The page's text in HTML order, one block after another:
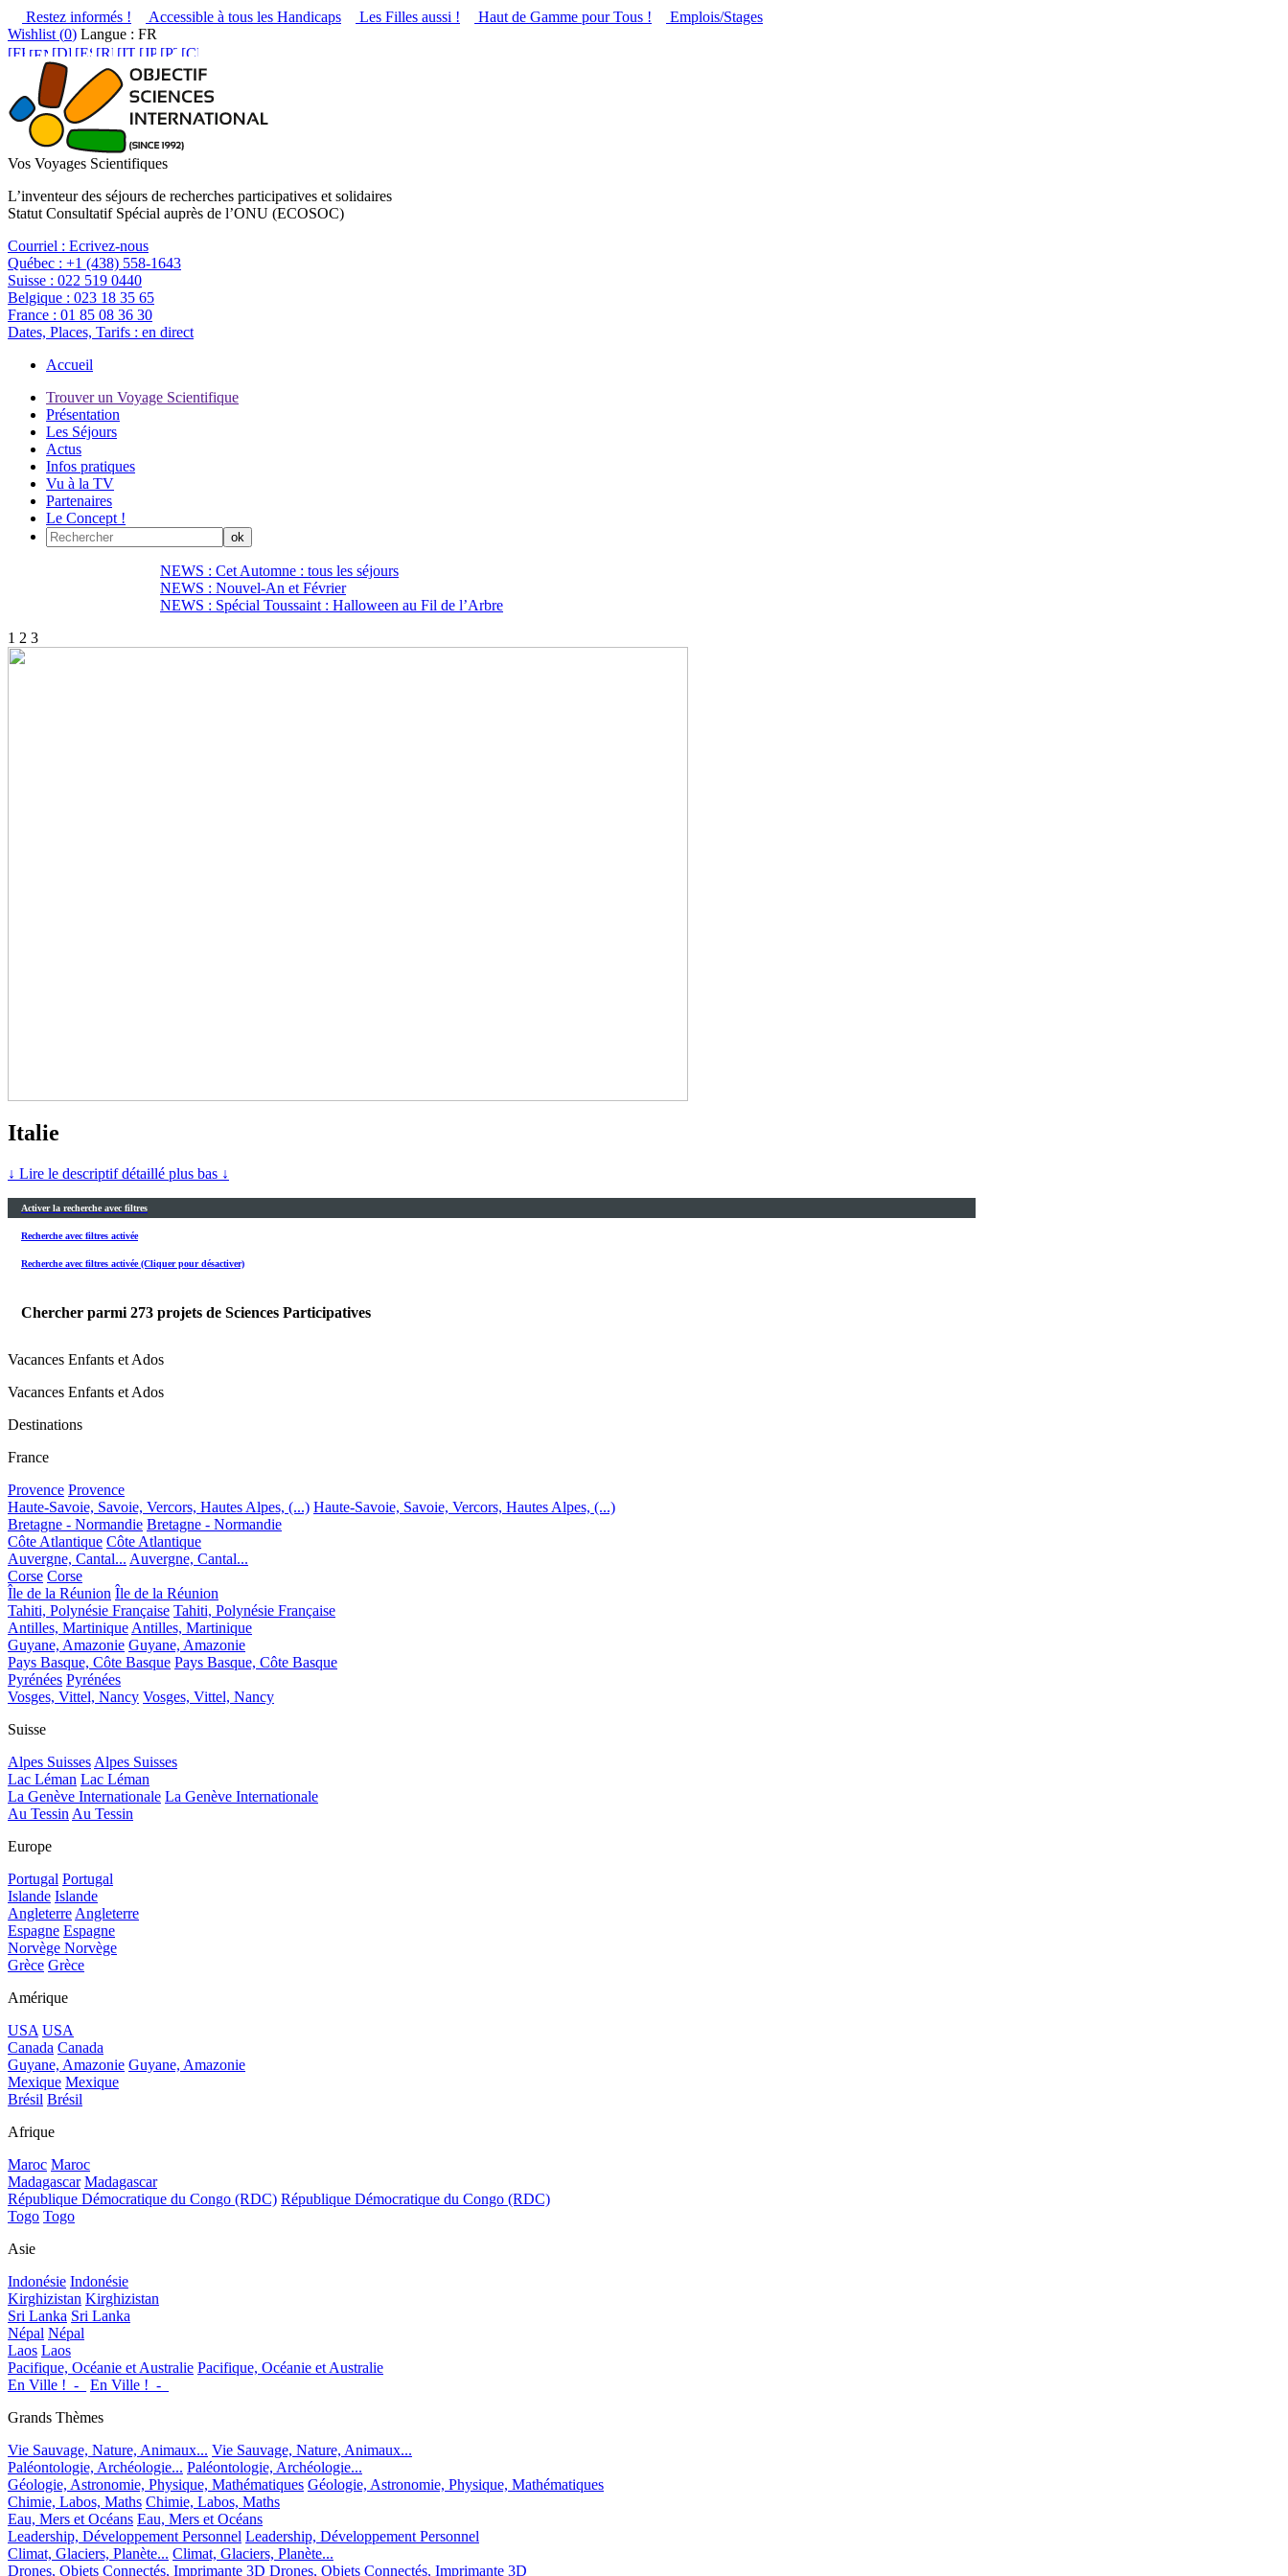
Restez informés ! Accessible à tous les Handicaps Les Filles aussi ! Haut de Gamme pour Tous !
Emplois/Stages
Wishlist (0) Langue : FR
Vos Voyages Scientifiques
L’inventeur des séjours de recherches participatives et solidaires
Statut Consultatif Spécial auprès de l’ONU (ECOSOC)
Courriel : Ecrivez-nous
Québec : +1 (438) 558-1643
Suisse : 022 519 0440
Belgique : 023 18 35 65
France : 01 85 08 36 30
Dates, Places, Tarifs : en direct
Accueil
Trouver un Voyage Scientifique
Présentation
Les Séjours
Actus
Infos pratiques
Vu à la TV
Partenaires
Le Concept !
NEWS : Cet Automne : tous les séjours
NEWS : Nouvel-An et Février
NEWS : Spécial Toussaint : Halloween au Fil de l’Arbre
1 2 3
Italie
↓ Lire le descriptif détaillé plus bas ↓
Activer la recherche avec filtres
Recherche avec filtres activée
Recherche avec filtres activée (Cliquer pour désactiver)
Chercher parmi 273 projets de Sciences Participatives
Vacances Enfants et Ados
Vacances Enfants et Ados
Destinations
France
Provence Provence
Haute-Savoie, Savoie, Vercors, Hautes Alpes, (...) Haute-Savoie, Savoie, Vercors, Hautes Alpes, (...)
Bretagne - Normandie Bretagne - Normandie
Côte Atlantique Côte Atlantique
Auvergne, Cantal... Auvergne, Cantal...
Corse Corse
Île de la Réunion Île de la Réunion
Tahiti, Polynésie Française Tahiti, Polynésie Française
Antilles, Martinique Antilles, Martinique
Guyane, Amazonie Guyane, Amazonie
Pays Basque, Côte Basque Pays Basque, Côte Basque
Pyrénées Pyrénées
Vosges, Vittel, Nancy Vosges, Vittel, Nancy
Suisse
Alpes Suisses Alpes Suisses
Lac Léman Lac Léman
La Genève Internationale La Genève Internationale
Au Tessin Au Tessin
Europe
Portugal Portugal
Islande Islande
Angleterre Angleterre
Espagne Espagne
Norvège Norvège
Grèce Grèce
Amérique
USA USA
Canada Canada
Guyane, Amazonie Guyane, Amazonie
Mexique Mexique
Brésil Brésil
Afrique
Maroc Maroc
Madagascar Madagascar
République Démocratique du Congo (RDC) République Démocratique du Congo (RDC)
Togo Togo
Asie
Indonésie Indonésie
Kirghizistan Kirghizistan
Sri Lanka Sri Lanka
Népal Népal
Laos Laos
Pacifique, Océanie et Australie Pacifique, Océanie et Australie
En Ville !_-_
En Ville !_-_
Grands Thèmes
Vie Sauvage, Nature, Animaux... Vie Sauvage, Nature, Animaux...
Paléontologie, Archéologie... Paléontologie, Archéologie...
Géologie, Astronomie, Physique, Mathématiques Géologie, Astronomie, Physique, Mathématiques
Chimie, Labos, Maths Chimie, Labos, Maths
Eau, Mers et Océans Eau, Mers et Océans
Leadership, Développement Personnel Leadership, Développement Personnel
Climat, Glaciers, Planète... Climat, Glaciers, Planète...
Drones, Objets Connectés, Imprimante 3D Drones, Objets Connectés, Imprimante 3D